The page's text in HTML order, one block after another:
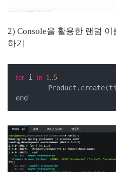
2) Console을 활용한 랜덤
하기
for i in 1..5
end